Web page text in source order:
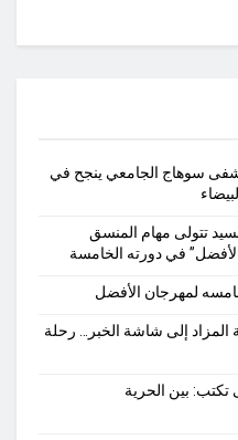
سوهاج الجامعي ينجح في
تتولى مهام المنسق
في دورته الخامسة
لمهرجان الأفضل
إلى شاشة الخبر… رحلة
بين الحرية